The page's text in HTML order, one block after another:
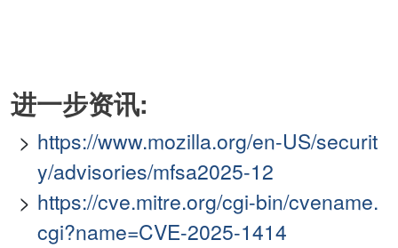
进一步资讯:
https://www.mozilla.org/en-US/securit
y/advisories/mfsa2025-12
https://cve.mitre.org/cgi-bin/cvename.
cgi?name=CVE-2025-1414